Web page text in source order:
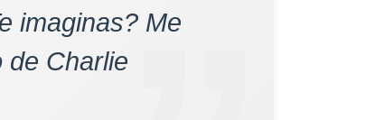
imaginas? Me
de Charlie